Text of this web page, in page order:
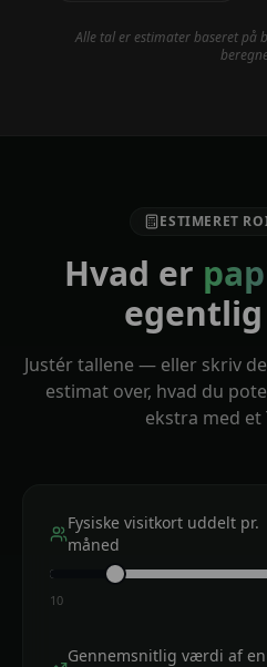
Alle tal er estimater baseret på
ESTIMERET
Hvad er
Justér tallene — eller skriv
estimat over, hvad du
ekstra med et
Fysiske visitkort uddelt pr.
måned
10
Gennemsnitlig værdi af